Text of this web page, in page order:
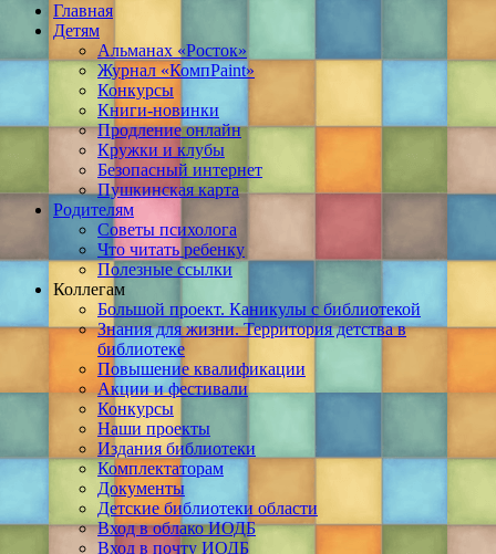
Главная
Детям
Альманах «Росток»
Журнал «КомпPaint»
Конкурсы
Книги-новинки
Продление онлайн
Кружки и клубы
Безопасный интернет
Пушкинская карта
Родителям
Советы психолога
Что читать ребенку
Полезные ссылки
Коллегам
Большой проект. Каникулы с библиотекой
Знания для жизни. Территория детства в
библиотеке
Повышение квалификации
Акции и фестивали
Конкурсы
Наши проекты
Издания библиотеки
Комплектаторам
Документы
Детские библиотеки области
Вход в облако ИОДБ
Вход в почту ИОДБ